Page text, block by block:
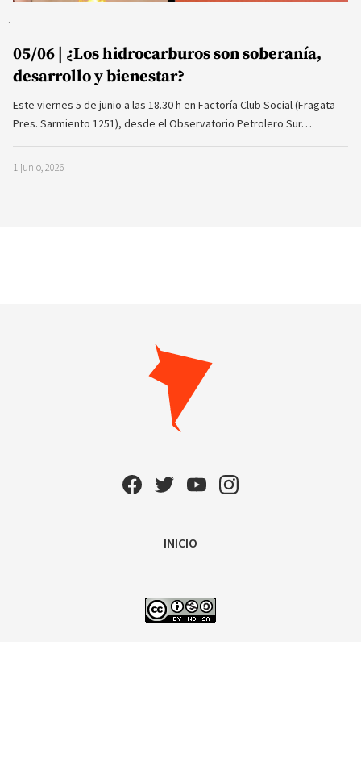
05/06 | ¿Los hidrocarburos son soberanía,
desarrollo y bienestar?
Este viernes 5 de junio a las 18.30 h en Factoría Club Social (Fragata
Pres. Sarmiento 1251), desde el Observatorio Petrolero Sur…
1 junio, 2026
INICIO